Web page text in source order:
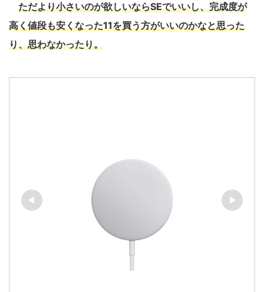
ただより小さいのが欲しいならSEでいいし、完成度が
高く値段も安くなった11を買う方がいいのかなと思った
り、思わなかったり。